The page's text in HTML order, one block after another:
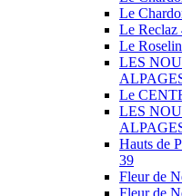
Le
Le Reclaz
Le
LES
Le
LES
Hauts de
39
Fleur de
Fleur de